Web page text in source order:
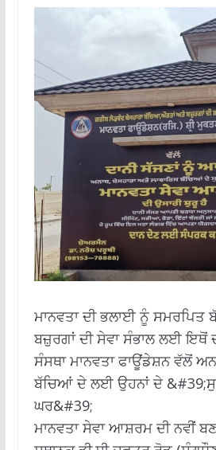
ਮਾਨਵਤਾ ਦੀ ਭਲਾਈ ਨੂੰ
ਬਜ਼ੁਰਗਾਂ ਦੀ ਸੇਵਾ ਸੰਭਾਲ ਲਈ ਇਥੋਂ
ਸੰਸਥਾ ਮਾਨਵਤਾ ਫਾਊਂਡੇਸ਼ਨ ਵੱਲੋਂ
ਬੱਚਿਆਂ ਦੇ ਲਈ ਉਹਨਾਂ ਦੇ
ਘਰ&#39;
ਮਾਨਵਤਾ ਸੇਵਾ ਆਸ਼ਰਮ ਦੀ ਨਵੀਂ